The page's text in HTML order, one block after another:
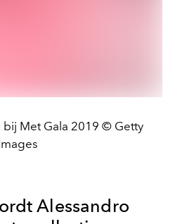
Met Gala 2019 © Getty
Alessandro